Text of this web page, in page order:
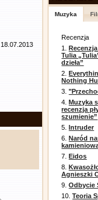
18.07.2013
Muzyka
Recenzja
1.
Tulia
dzieła”
2.
Nothing
3.
4.Muzyka
recenzja
szumienie”
5.Intruder
6.Naród
7.Eidos
8.
Agnieszki
9.Odbycie
10.Teoria